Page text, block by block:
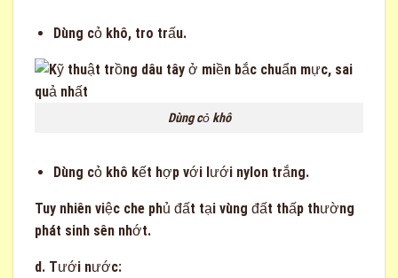
Dùng cỏ khô, tro trấu.
Dùng cỏ khô
Dùng cỏ khô kết hợp với lưới nylon trắng.
Tuy nhiên việc che phủ đất tại vùng đất thấp thường
phát sinh sên nhớt.
d. Tưới nước: